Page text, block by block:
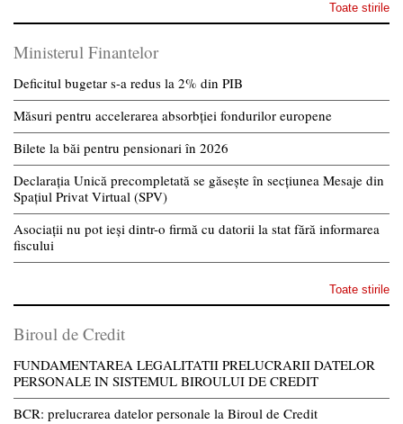
Toate stirile
Ministerul Finantelor
Deficitul bugetar s-a redus la 2% din PIB
Măsuri pentru accelerarea absorbției fondurilor europene
Bilete la băi pentru pensionari în 2026
Declarația Unică precompletată se găsește în secțiunea Mesaje din
Spațiul Privat Virtual (SPV)
Asociații nu pot ieși dintr-o firmă cu datorii la stat fără informarea
fiscului
Toate stirile
Biroul de Credit
FUNDAMENTAREA LEGALITATII PRELUCRARII DATELOR
PERSONALE IN SISTEMUL BIROULUI DE CREDIT
BCR: prelucrarea datelor personale la Biroul de Credit